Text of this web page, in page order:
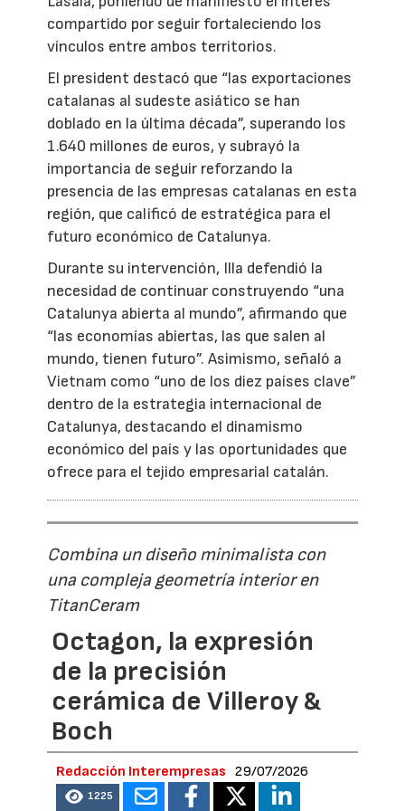
compartido por seguir fortaleciendo los
vínculos entre ambos territorios.
El president destacó que “las exportaciones
catalanas al sudeste asiático se han
doblado en la última década”, superando los
1.640 millones de euros, y subrayó la
importancia de seguir reforzando la
presencia de las empresas catalanas en esta
región, que calificó de estratégica para el
futuro económico de Catalunya.
Durante su intervención, Illa defendió la
necesidad de continuar construyendo “una
Catalunya abierta al mundo”, afirmando que
“las economías abiertas, las que salen al
mundo, tienen futuro”. Asimismo, señaló a
Vietnam como “uno de los diez países clave”
dentro de la estrategia internacional de
Catalunya, destacando el dinamismo
económico del país y las oportunidades que
ofrece para el tejido empresarial catalán.
Combina un diseño minimalista con
una compleja geometría interior en
TitanCeram
Octagon, la expresión
de la precisión
cerámica de Villeroy &
Boch
Redacción Interempresas 29/07/2026
1225